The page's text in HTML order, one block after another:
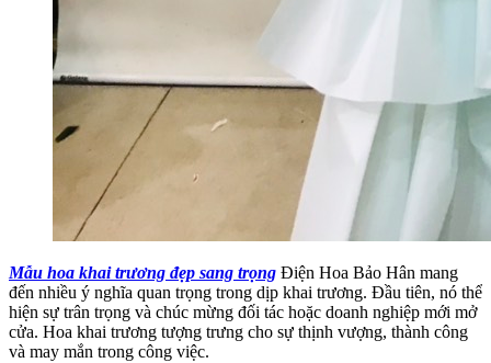
Mẫu hoa khai trương đẹp sang trọng Điện Hoa Bảo Hân mang
đến nhiều ý nghĩa quan trọng trong dịp khai trương. Đầu tiên, nó thể
hiện sự trân trọng và chúc mừng đối tác hoặc doanh nghiệp mới mở
cửa. Hoa khai trương tượng trưng cho sự thịnh vượng, thành công
và may mắn trong công việc.